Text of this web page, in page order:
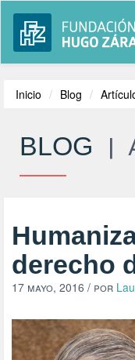
Inicio Blog
BLOG |
derecho
17 mayo, 2016 / por